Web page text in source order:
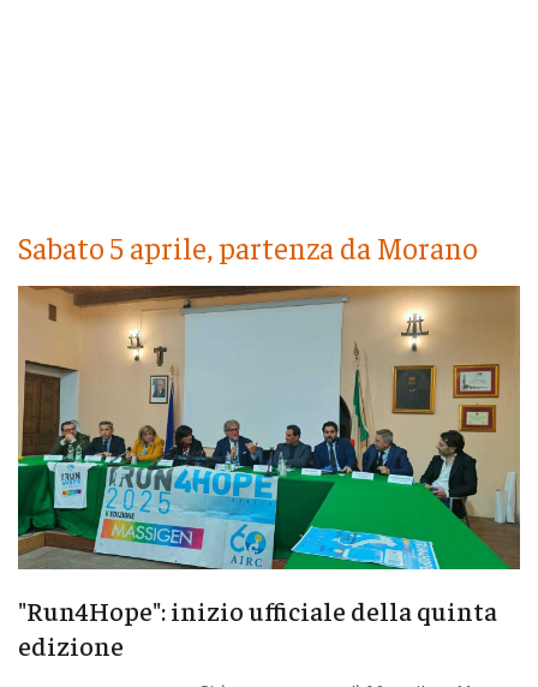
Sabato 5 aprile, partenza da Morano
"Run4Hope": inizio ufficiale della quinta
edizione